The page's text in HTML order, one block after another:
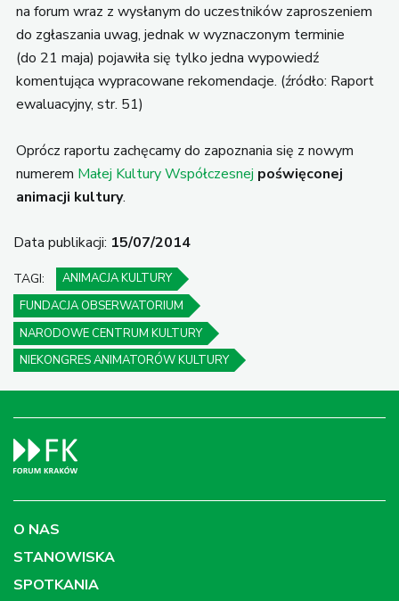
na forum wraz z wysłanym do uczestników zaproszeniem
do zgłaszania uwag, jednak w wyznaczonym terminie
(do 21 maja) pojawiła się tylko jedna wypowiedź
komentująca wypracowane rekomendacje. (źródło: Raport
ewaluacyjny, str. 51)
Oprócz raportu zachęcamy do zapoznania się z nowym
numerem Małej Kultury Współczesnej poświęconej
animacji kultury.
Data publikacji: 15/07/2014
TAGI:
ANIMACJA KULTURY
FUNDACJA OBSERWATORIUM
NARODOWE CENTRUM KULTURY
NIEKONGRES ANIMATORÓW KULTURY
O NAS
STANOWISKA
SPOTKANIA